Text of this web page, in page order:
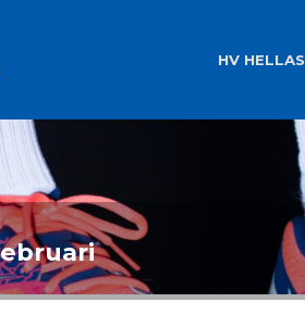
AMBITIE
HV HELLAS